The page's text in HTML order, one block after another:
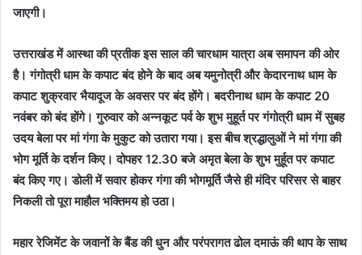
जाएगी।
उत्तराखंड में आस्था की प्रतीक इस साल की चारधाम यात्रा अब समापन की ओर
है। गंगोत्री धाम के कपाट बंद होने के बाद अब यमुनोत्री और केदारनाथ धाम के
कपाट शुक्रवार भैयादूज के अवसर पर बंद होंगे। बदरीनाथ धाम के कपाट 20
नवंबर को बंद होंगे। गुरुवार को अन्नकूट पर्व के शुभ मुहूर्त पर गंगोत्री धाम में सुबह
उदय बेला पर मां गंगा के मुकुट को उतारा गया। इस बीच श्रद्धालुओं ने मां गंगा की
भोग मूर्ति के दर्शन किए। दोपहर 12.30 बजे अमृत बेला के शुभ मुर्हूत पर कपाट
बंद किए गए। डोली में सवार होकर गंगा की भोगमूर्ति जैसे ही मंदिर परिसर से बाहर
निकली तो पूरा माहौल भक्तिमय हो उठा।
महार रेजिमेंट के जवानों के बैंड की धुन और परंपरागत ढोल दमाऊं की थाप के साथ